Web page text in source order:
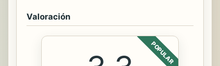
Valoración
POPULAR